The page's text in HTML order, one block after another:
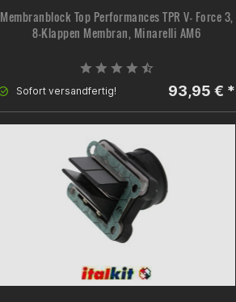
Membranblock Top Performances TPR V- Force 3,
8-Klappen Membran, Minarelli AM6
Sofort versandfertig! 93,95 € *